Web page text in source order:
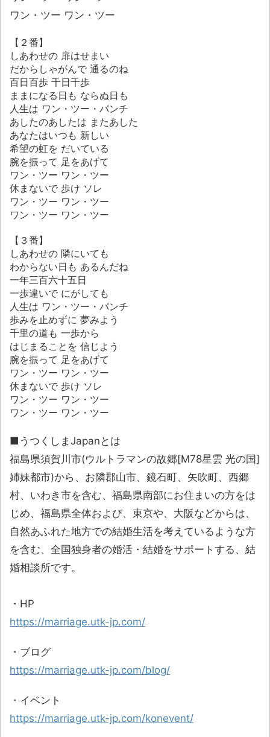
ワン・ツー ワン・ツー
【２番】
しあわせの 扉はせまい
だからしゃがんで 通るのね
百日百歩 千日千歩
ままになる日も ならぬ日も
人生は ワン・ツー・パンチ
あしたのあしたは またあした
あなたはいつも 新しい
希望の虹を だいている
腕を振って 足をあげて
ワン・ツー ワン・ツー
休まないで 歩け ソレ
ワン・ツー ワン・ツー
ワン・ツー ワン・ツー
【３番】
しあわせの 隣にいても
わからない日も あるんだね
一年三百六十五日
一歩違いで にがしても
人生は ワン・ツー・パンチ
歩みを止めずに 夢みよう
千里の道も 一歩から
はじまることを 信じよう
腕を振って 足をあげて
ワン・ツー ワン・ツー
休まないで 歩け ソレ
ワン・ツー ワン・ツー
ワン・ツー ワン・ツー
■うつくしまJapanとは
福島県須賀川市(ウルトラマンの故郷[M78星雲 光の国]
姉妹都市)から、お隣郡山市、鏡石町、矢吹町、西郷
村、いわき市を含む、福島県南部にお住まいの方をは
じめ、福島県全体および、東京や、大阪などからは、
自然あふれた地方での結婚生活を考えているような方
を含む、全国独身者の婚活・結婚をサポートする、結
婚相談所です。
・HP
https://marriage.utk-jp.com/
・ブログ
https://marriage.utk-jp.com/blog/
・イベント
https://marriage.utk-jp.com/konevent/